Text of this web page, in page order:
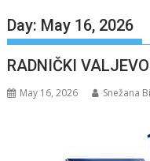
Day: May 16, 2026
RADNIČKI
May 16, 2026 Snežana